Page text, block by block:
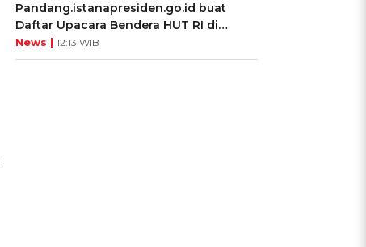
Pandang.istanapresiden.go.id buat
Daftar Upacara Bendera HUT RI di
Istana Negara
News | 12:13 WIB